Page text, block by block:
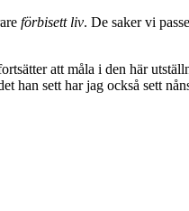
förbisett liv. De saker vi
att måla i den här
han sett har jag också sett